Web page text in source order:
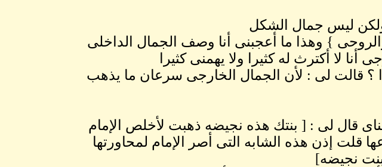
ولكن ليس جمال الشكل
} وهذا ما أعجبنى أنا وصف الجمال الداخلى
لا أكترث له كثيرا ولا يهمنى كثيرا
؟ قالت لى : لأن الجمال الخارجى سرعان ما يذهب
قال لى : [ بنتك هذه نجيضه ذهبت لأخلص الإمام
قلت إذن هذه الشابه التى أصر الإمام لمحاورتها
نجيضه]